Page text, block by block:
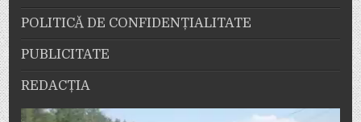
POLITICĂ DE CONFIDENȚIALITATE
PUBLICITATE
REDACȚIA